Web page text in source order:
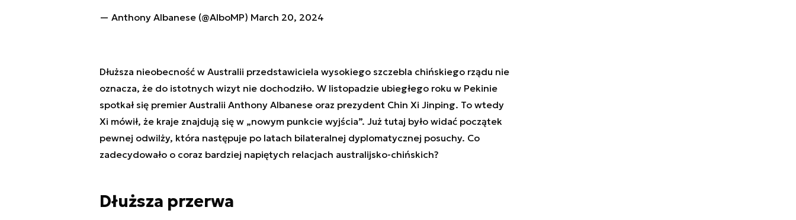
— Anthony Albanese (@AlboMP) March 20, 2024
Dłuższa nieobecność w Australii przedstawiciela wysokiego szczebla chińskiego rządu nie
oznacza, że do istotnych wizyt nie dochodziło. W listopadzie ubiegłego roku w Pekinie
spotkał się premier Australii Anthony Albanese oraz prezydent Chin Xi Jinping. To wtedy
Xi mówił, że kraje znajdują się w „nowym punkcie wyjścia”. Już tutaj było widać początek
pewnej odwilży, która następuje po latach bilateralnej dyplomatycznej posuchy. Co
zadecydowało o coraz bardziej napiętych relacjach australijsko-chińskich?
Dłuższa przerwa